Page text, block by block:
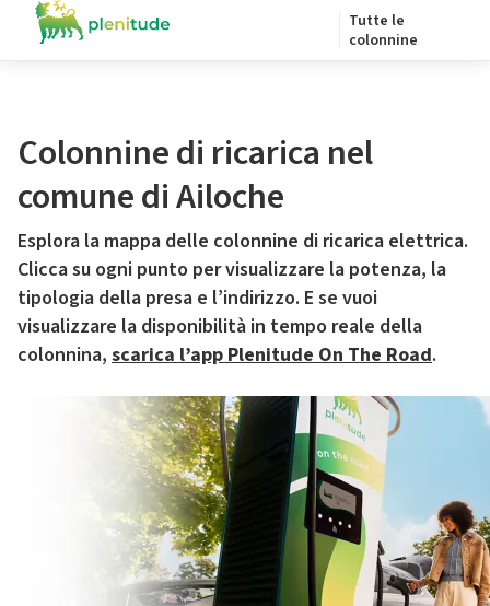
Tutte le
colonnine
Colonnine di ricarica nel
comune di Ailoche
Esplora la mappa delle colonnine di ricarica elettrica.
Clicca su ogni punto per visualizzare la potenza, la
tipologia della presa e l’indirizzo. E se vuoi
visualizzare la disponibilità in tempo reale della
colonnina, scarica l’app Plenitude On The Road.